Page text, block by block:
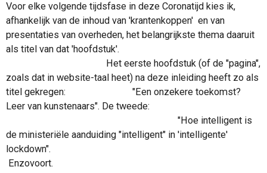
Voor elke volgende tijdsfase in deze Coronatijd kies ik,
afhankelijk van de inhoud van 'krantenkoppen' en van
presentaties van overheden, het belangrijkste thema daaruit
als titel van dat 'hoofdstuk'.
Het eerste hoofdstuk (of de "pagina",
zoals dat in website-taal heet) na deze inleiding heeft zo als
titel gekregen: "Een onzekere toekomst?
Leer van kunstenaars". De tweede:
"Hoe intelligent is
de ministeriële aanduiding "intelligent" in 'intelligente'
lockdown".
Enzovoort.